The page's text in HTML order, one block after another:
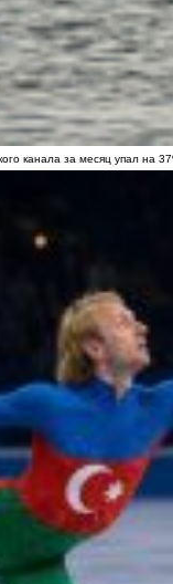
канала за месяц упал на